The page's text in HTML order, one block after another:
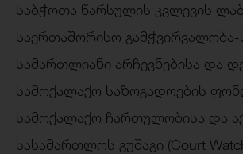
საბჭოთა წარსულის კვლევის
საერთაშორისო
სამართლიანი არჩევნებისა და
სამოქალაქო საზოგადოების
სამოქალაქო ჩართულობისა და
სასამართლოს გუშაგი (Court